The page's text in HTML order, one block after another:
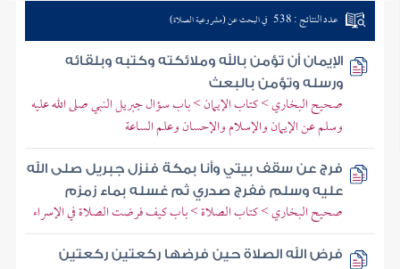
عدد النتائج : 538 في البحث عن (مشروعية الصلاة)
الإيمان أن تؤمن بالله وملائكته وكتبه وبلقائه
ورسله وتؤمن بالبعث
صحيح البخاري > كتاب الإيمان > باب سؤال جبريل النبي صلى الله عليه
وسلم عن الإيمان والإسلام والإحسان وعلم الساعة
فرج عن سقف بيتي وأنا بمكة فنزل جبريل صلى الله
عليه وسلم ففرج صدري ثم غسله بماء زمزم
صحيح البخاري > كتاب الصلاة > باب كيف فرضت الصلاة في الإسراء
فرض الله الصلاة حين فرضها ركعتين ركعتين